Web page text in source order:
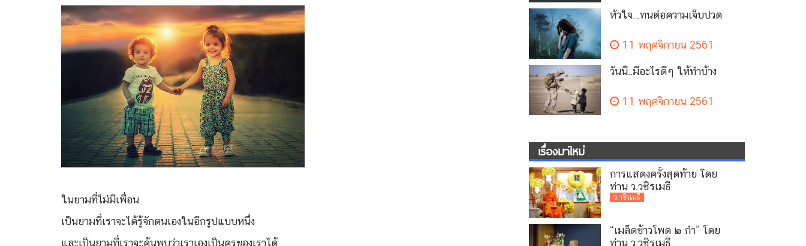
ในยามที่ไม่มีเพื่อน
เป็นยามที่เราจะได้รู้จักตนเองในอีกรูปแบบหนึ่ง
และเป็นยามที่เราจะค้นพบว่าเราเองเป็นครูของเราได้
หัวใจ…ทนต่อความเจ็บปวด
11 พฤศจิกายน 2561
วันนี้..มีอะไรดีๆ ให้ทำบ้าง
11 พฤศจิกายน 2561
เรื่องมาใหม่
การแสดงครั้งสุดท้าย โดย
ท่าน ว.วชิรเมธี
ว.วชิรเมธี
“เมล็ดข้าวโพด ๒ กำ” โดย
ท่าน ว.วชิรเมธี